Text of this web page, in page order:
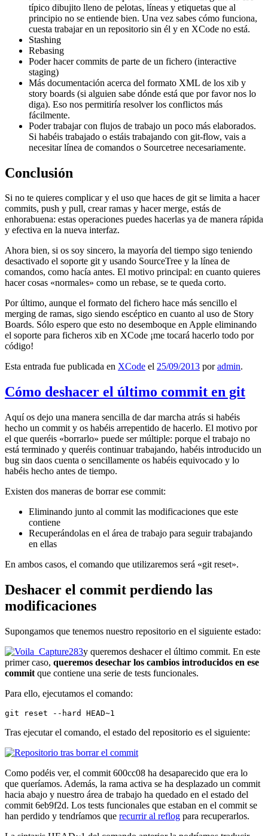
típico dibujito lleno de pelotas, líneas y etiquetas que al
principio no se entiende bien. Una vez sabes cómo funciona,
cuesta trabajar en un repositorio sin él y en XCode no está.
Stashing
Rebasing
Poder hacer commits de parte de un fichero (interactive
staging)
Más documentación acerca del formato XML de los xib y
story boards (si alguien sabe dónde está que por favor nos lo
diga). Eso nos permitiría resolver los conflictos más
fácilmente.
Poder trabajar con flujos de trabajo un poco más elaborados.
Si habéis trabajado o estáis trabajando con git-flow, vais a
necesitar línea de comandos o Sourcetree necesariamente.
Conclusión
Si no te quieres complicar y el uso que haces de git se limita a hacer
commits, push y pull, crear ramas y hacer merge, estás de
enhorabuena: estas operaciones puedes hacerlas ya de manera rápida
y efectiva en la nueva interfaz.
Ahora bien, si os soy sincero, la mayoría del tiempo sigo teniendo
desactivado el soporte git y usando SourceTree y la línea de
comandos, como hacía antes. El motivo principal: en cuanto quieres
hacer cosas «normales» como un rebase, se te queda corto.
Por último, aunque el formato del fichero hace más sencillo el
merging de ramas, sigo siendo escéptico en cuanto al uso de Story
Boards. Sólo espero que esto no desemboque en Apple eliminando
el soporte para ficheros xib en XCode ¡me tocará hacerlo todo por
código!
Esta entrada fue publicada en XCode el 25/09/2013 poradmin.
Cómo deshacer el último commit en git
Aquí os dejo una manera sencilla de dar marcha atrás si habéis
hecho un commit y os habéis arrepentido de hacerlo. El motivo por
el que queréis «borrarlo» puede ser múltiple: porque el trabajo no
está terminado y queréis continuar trabajando, habéis introducido un
bug sin daos cuenta o sencillamente os habéis equivocado y lo
habéis hecho antes de tiempo.
Existen dos maneras de borrar ese commit:
Eliminando junto al commit las modificaciones que este
contiene
Recuperándolas en el área de trabajo para seguir trabajando
en ellas
En ambos casos, el comando que utilizaremos será «git reset».
Deshacer el commit perdiendo las
modificaciones
Supongamos que tenemos nuestro repositorio en el siguiente estado:
y queremos deshacer el último commit. En este
primer caso, queremos desechar los cambios introducidos en ese
commit que contiene una serie de tests funcionales.
Para ello, ejecutamos el comando:
git reset --hard HEAD~1
Tras ejecutar el comando, el estado del repositorio es el siguiente:
Como podéis ver, el commit 600cc08 ha desaparecido que era lo
que queríamos. Además, la rama activa se ha desplazado un commit
hacia abajo y nuestro área de trabajo ha quedado en el estado del
commit 6eb9f2d. Los tests funcionales que estaban en el commit se
han perdido y tendríamos que recurrir al reflog para recuperarlos.